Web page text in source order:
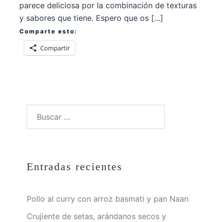
parece deliciosa por la combinación de texturas
y sabores que tiene. Espero que os […]
Comparte esto:
Compartir
Entradas recientes
Pollo al curry con arroz basmati y pan Naan
Crujiente de setas, arándanos secos y